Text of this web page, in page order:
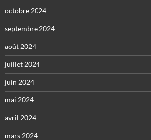
octobre 2024
septembre 2024
août 2024
juillet 2024
juin 2024
mai 2024
avril 2024
mars 2024